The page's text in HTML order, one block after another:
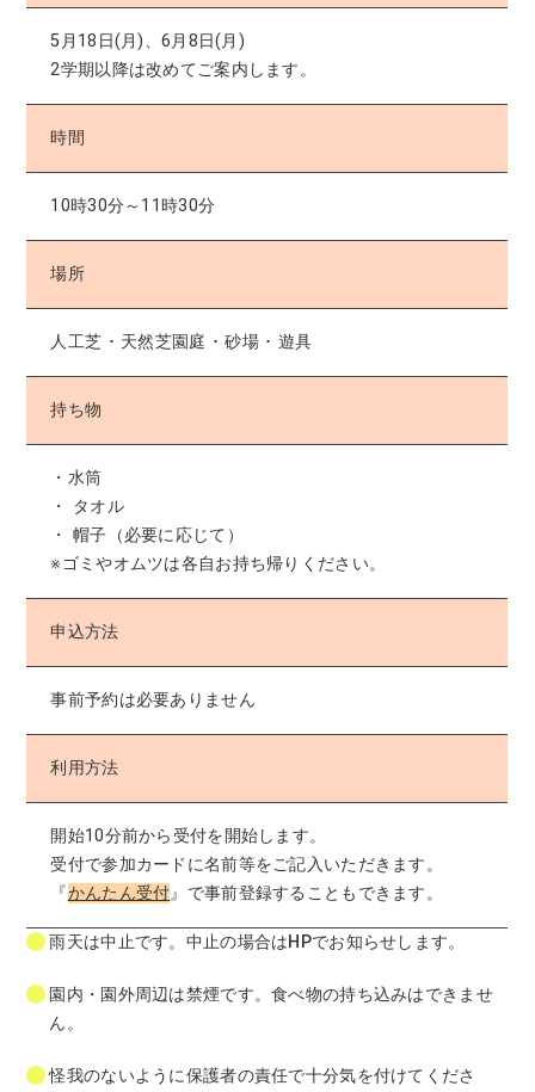
5月18日(月)、6月8日(月)
2学期以降は改めてご案内します。
時間
10時30分～11時30分
場所
人工芝 ･ 天然芝園庭 ･ 砂場 ･ 遊具
持ち物
・水筒
・ タオル
・ 帽子（必要に応じて）
※ゴミやオムツは各自お持ち帰りください。
申込方法
事前予約は必要ありません
利用方法
開始10分前から受付を開始します。
受付で参加カードに名前等をご記入いただきます。
『かんたん受付』で事前登録することもできます。
雨天は中止です。中止の場合はHPでお知らせします。
園内・園外周辺は禁煙です。食べ物の持ち込みはできませ
ん。
怪我のないように保護者の責任で十分気を付けてくださ